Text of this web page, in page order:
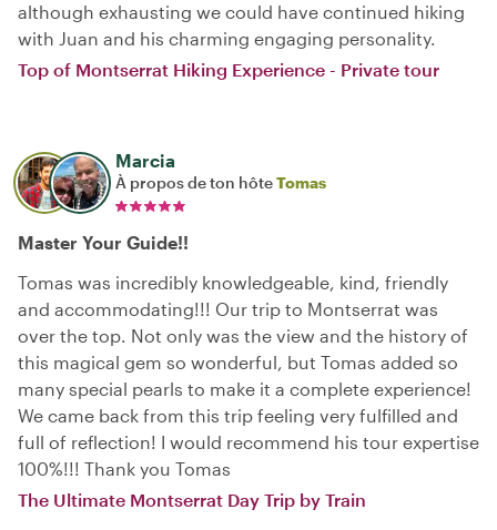
although exhausting we could have continued hiking
with Juan and his charming engaging personality.
Top of Montserrat Hiking Experience - Private tour
Marcia
À propos de ton hôteTomas
Master Your Guide!!
Tomas was incredibly knowledgeable, kind, friendly
and accommodating!!! Our trip to Montserrat was
over the top. Not only was the view and the history of
this magical gem so wonderful, but Tomas added so
many special pearls to make it a complete experience!
We came back from this trip feeling very fulfilled and
full of reflection! I would recommend his tour expertise
100%!!! Thank you Tomas
The Ultimate Montserrat Day Trip by Train